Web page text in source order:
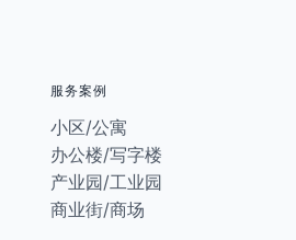
服务案例
小区/公寓
办公楼/写字楼
产业园/工业园
商业街/商场